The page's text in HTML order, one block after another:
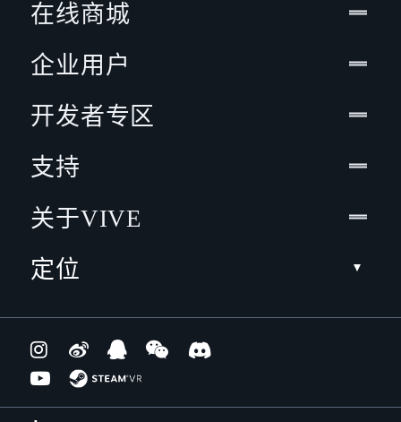
在线商城
企业用户
开发者专区
支持
关于VIVE
定位